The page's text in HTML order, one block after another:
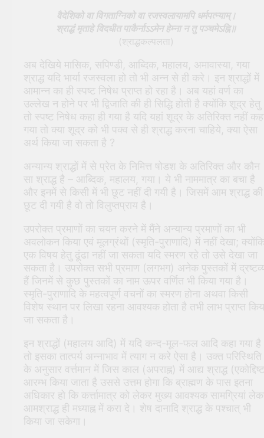
वैदेशिको वा विगताग्निको वा रजस्वलायामपि धर्मपत्न्याम्।
श्राद्धं मृताहे विदधीत पाकैर्नाऽऽमेन हेम्ना न तु पञ्चमेऽह्नि॥
(श्राद्धकल्पलता)
अब देखिये मासिक, सपिण्डी, आब्दिक, महालय, अमावास्या, गया
श्राद्ध यदि भार्या रजस्वला हो तो भी अन्न से ही करे। इन श्राद्धों में
आमान्न का ही स्पष्ट निषेध प्राप्त हो रहा है। अब यहां वर्ण का
उल्लेख न होने पर भी द्विजाति की ही सिद्धि होती है क्योंकि शूद्र हेतु
तो स्पष्ट निषेध कहा ही गया है यदि यहां शूद्र के अतिरिक्त नहीं
गया तो क्या शूद्र को भी पक्व से ही श्राद्ध करना चाहिये, क्या ऐसा
अर्थ किया जा सकता है ?
अन्यान्य श्राद्धों में से प्रेत के निमित्त षोडश के अतिरिक्त और कौन
सा श्राद्ध है – आब्दिक, महालय, गया। ये भी नाममात्र का बचा है
और इनमें से किसी में भी छूट नहीं दी गयी है। जिसमें आम श्राद्ध की
छूट दी गयी है वो तो विलुप्तप्राय है।
उपरोक्त प्रमाणों का चयन करने में मैंने अन्यान्य प्रमाणों का भी
अवलोकन किया एवं मूलग्रंथों (स्मृति-पुराणादि) में नहीं देखा;
एक विषय हेतु ढूंढा नहीं जा सकता यदि स्मरण रहे तो उसे देखा जा
सकता है। उपरोक्त सभी प्रमाण (लगभग) अनेक पुस्तकों में
हैं जिनमें से कुछ पुस्तकों का नाम ऊपर वर्णित भी किया गया है।
स्मृति-पुराणादि के महत्वपूर्ण वचनों का स्मरण होना अथवा किसी
विशेष स्थान पर लिखा रहना आवश्यक होता है तभी लाभ प्राप्त
जा सकता है।
इन श्राद्धों (महालय आदि) में यदि कन्द-मूल-फल आदि कहा गया है
तो इसका तात्पर्य अन्नाभाव में त्याग न करे ऐसा है। उक्त परिस्थिति
के अनुसार वर्त्तमान में जिस काल (अपराह्न) में आद्य श्राद्ध
आरम्भ किया जाता है उससे उत्तम होगा कि ब्राह्मण के पास इतना
अधिकार हो कि कर्त्तामात्र को लेकर मुख्य आवश्यक सामग्रियां
आमश्राद्ध ही मध्याह्न में करा दे। शेष दानादि श्राद्ध के पश्चात् भी
किया जा सकेगा।